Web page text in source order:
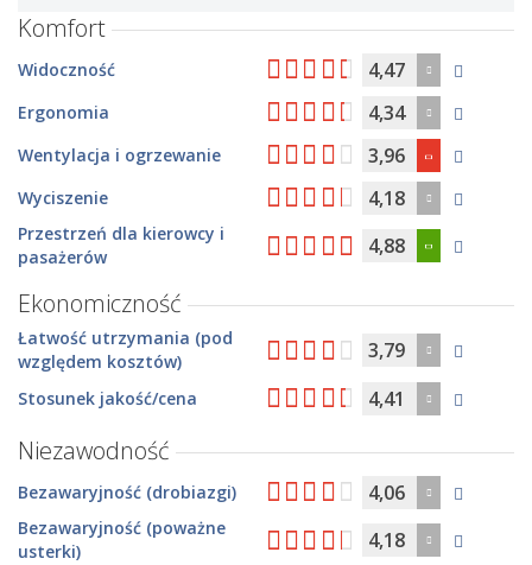
Komfort
Widoczność 4,47
Ergonomia 4,34
Wentylacja i ogrzewanie 3,96
Wyciszenie 4,18
Przestrzeń dla kierowcy i
pasażerów
4,88
Ekonomiczność
Łatwość utrzymania (pod
względem kosztów)
3,79
Stosunek jakość/cena 4,41
Niezawodność
Bezawaryjność (drobiazgi) 4,06
Bezawaryjność (poważne
usterki)
4,18